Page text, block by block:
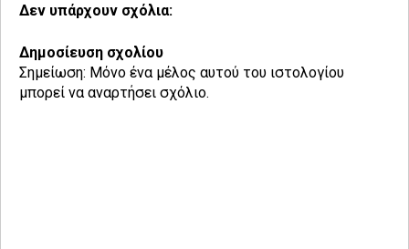
Δεν υπάρχουν σχόλια:
Δημοσίευση σχολίου
Σημείωση: Μόνο ένα μέλος αυτού του ιστολογίου
μπορεί να αναρτήσει σχόλιο.